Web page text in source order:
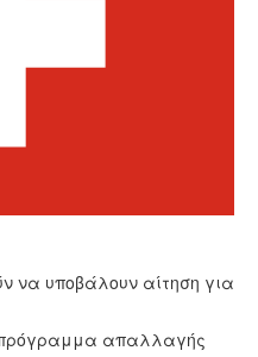
να υποβάλουν αίτηση για
πρόγραμμα απαλλαγής